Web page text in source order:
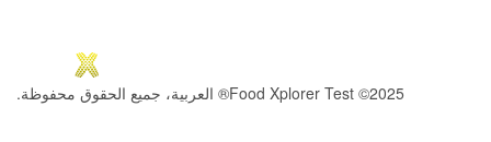
2025© Food Xplorer Test® العربية، جميع الحقوق محفوظة.